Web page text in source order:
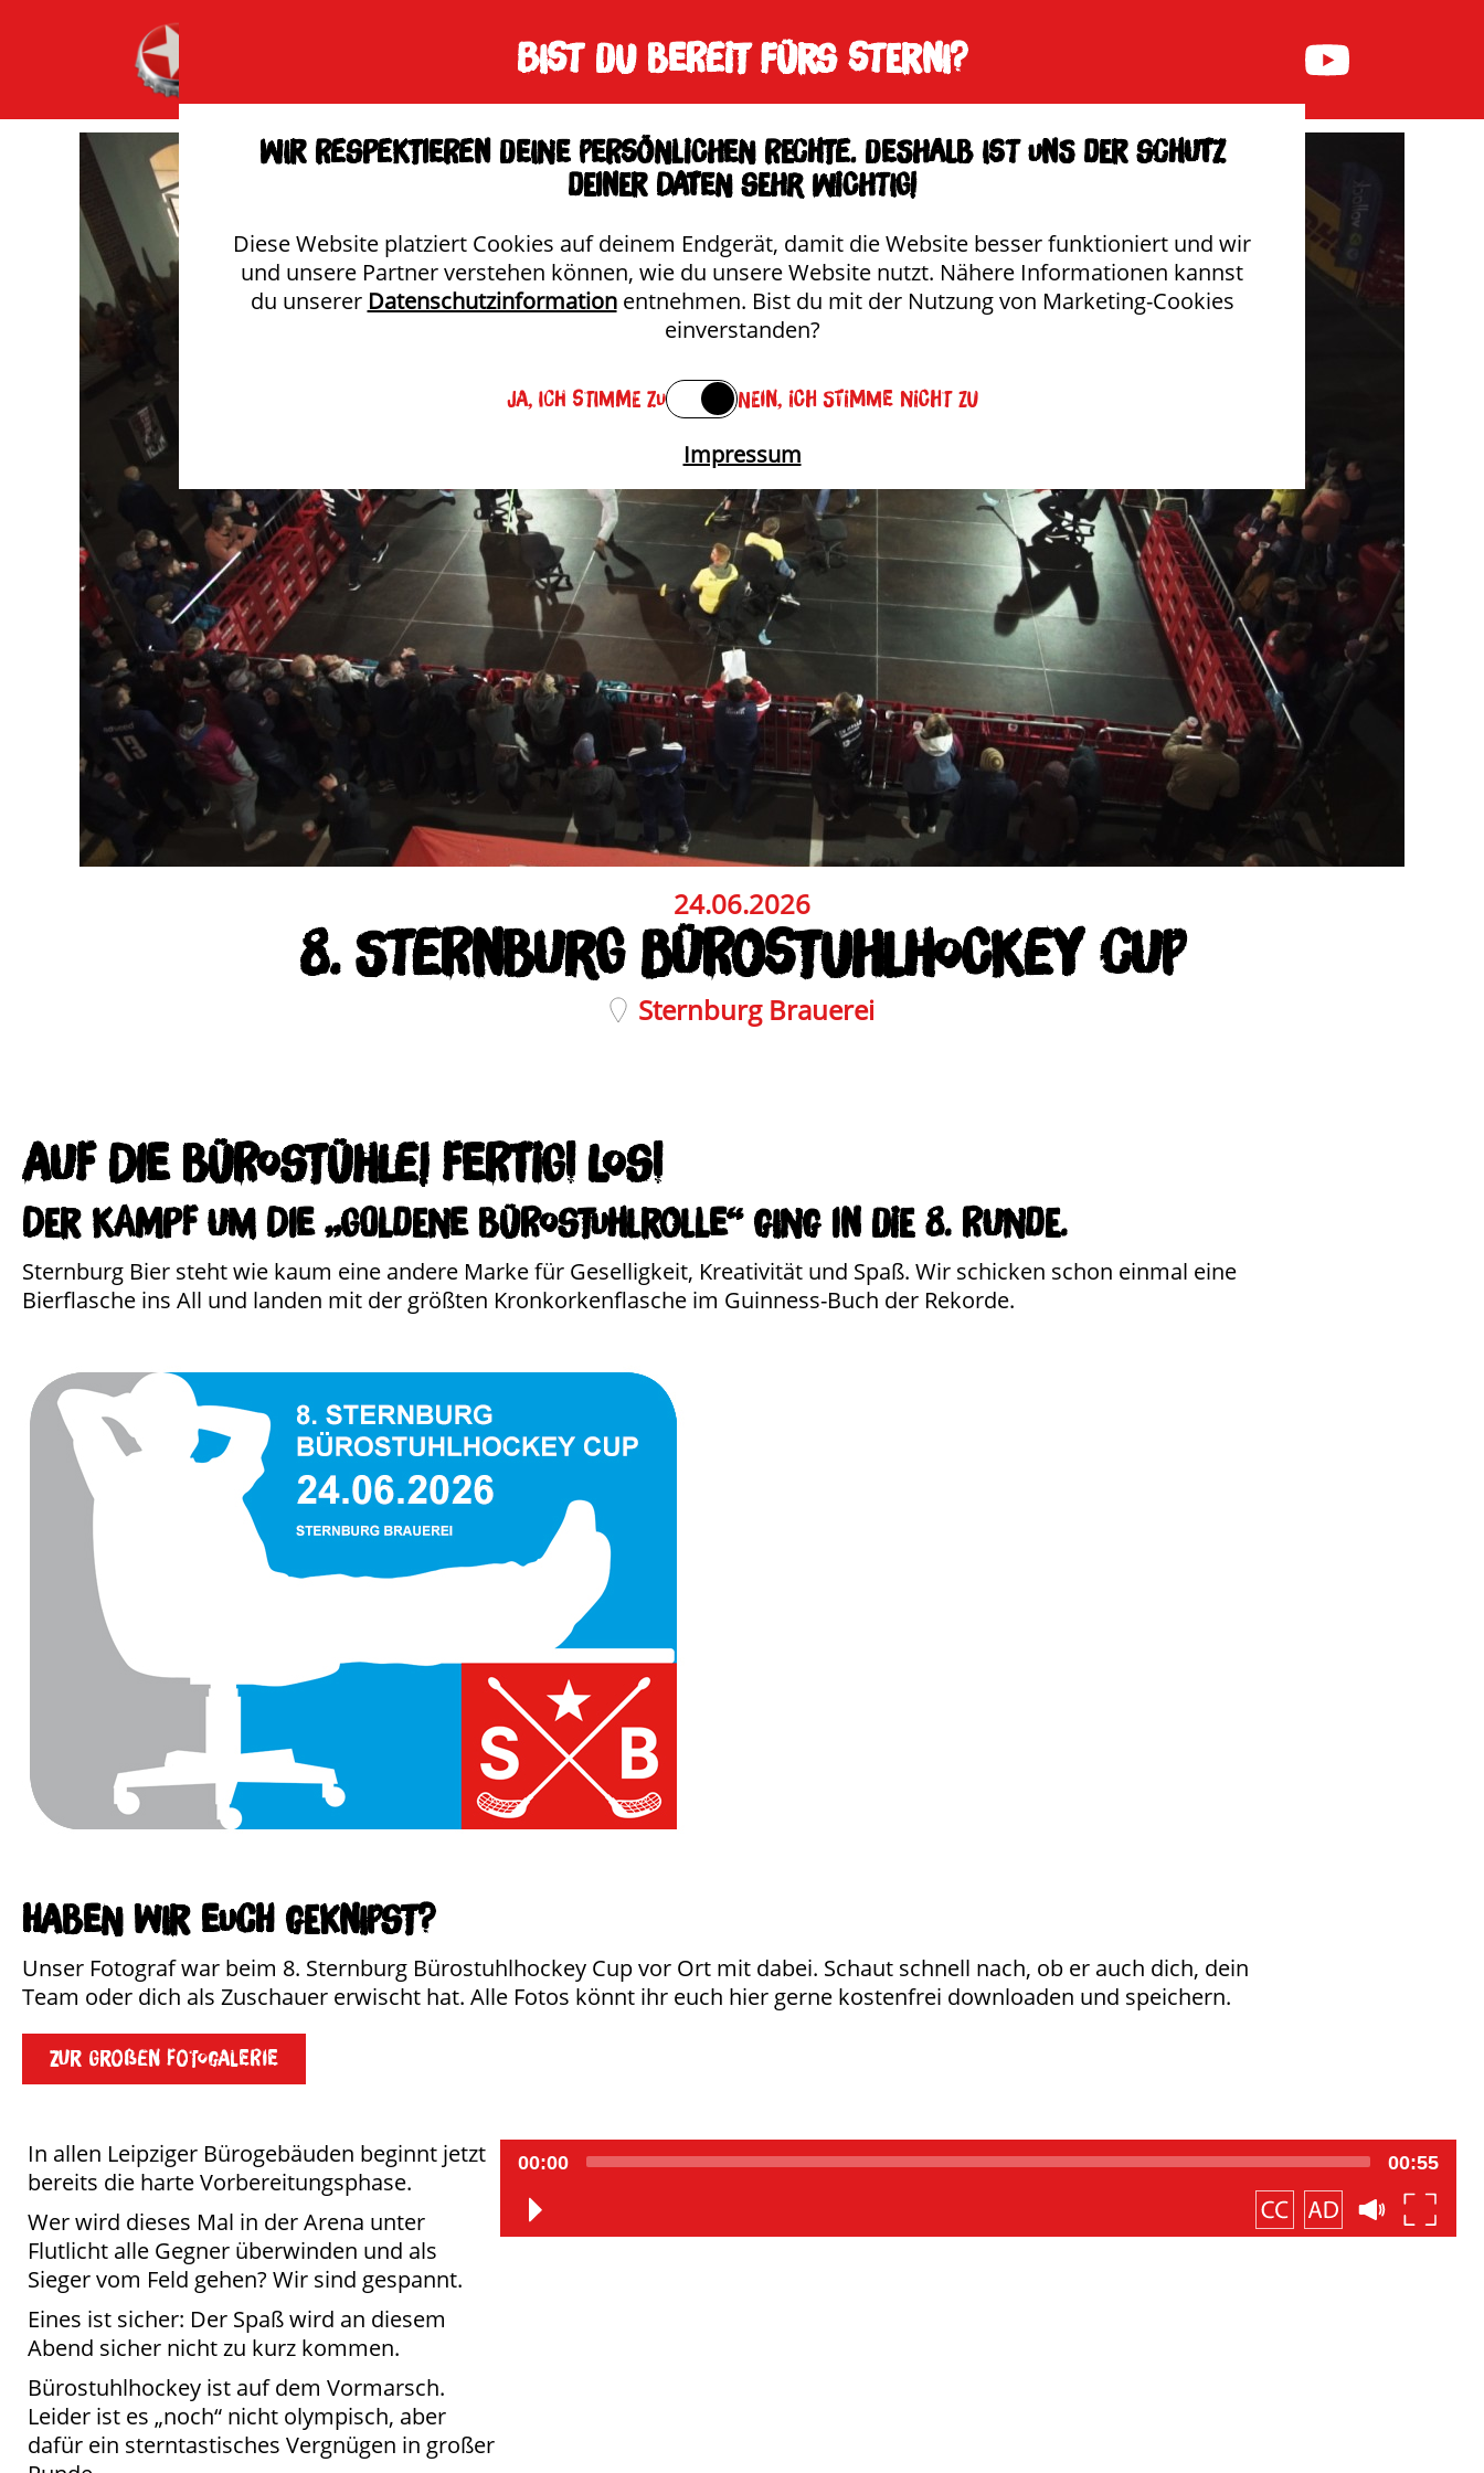
Bist du bereit fürs Sterni?
Wir respektieren deine persönlichen Rechte. Deshalb ist uns der Schutz
deiner Daten sehr wichtig!
Diese Website platziert Cookies auf deinem Endgerät, damit die Website besser funktioniert und wir
und unsere Partner verstehen können, wie du unsere Website nutzt. Nähere Informationen kannst
du unserer Datenschutzinformationentnehmen. Bist du mit der Nutzung von Marketing-Cookies
einverstanden?
Ja, ich stimme zu Nein, ich stimme nicht zu
Impressum
BRAUEREI
Untermenü anzeigen
SORTIMENT
Untermenü anzeigen
STERNIVERSUM
Untermenü anzeigen
24.06.2026
8. STERNBURG BÜROSTUHLHOCKEY CUP
Sternburg Brauerei
Auf die Bürostühle! Fertig! Los!
Der Kampf um die „Goldene Bürostuhlrolle“ ging in die 8. Runde.
Sternburg Bier steht wie kaum eine andere Marke für Geselligkeit, Kreativität und Spaß. Wir schicken schon einmal eine
Bierflasche ins All und landen mit der größten Kronkorkenflasche im Guinness-Buch der Rekorde.
Haben wir Euch geknipst?
Unser Fotograf war beim 8. Sternburg Bürostuhlhockey Cup vor Ort mit dabei. Schaut schnell nach, ob er auch dich, dein
Team oder dich als Zuschauer erwischt hat. Alle Fotos könnt ihr euch hier gerne kostenfrei downloaden und speichern.
Zur großen Fotogalerie
In allen Leipziger Bürogebäuden beginnt jetzt
bereits die harte Vorbereitungsphase.
Wer wird dieses Mal in der Arena unter
Flutlicht alle Gegner überwinden und als
Sieger vom Feld gehen? Wir sind gespannt.
Eines ist sicher: Der Spaß wird an diesem
Abend sicher nicht zu kurz kommen.
Bürostuhlhockey ist auf dem Vormarsch.
Leider ist es „noch“ nicht olympisch, aber
dafür ein sterntastisches Vergnügen in großer
00:00 00:55